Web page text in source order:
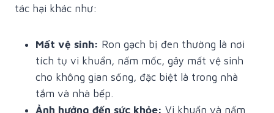
tác hại khác như:
Mất vệ sinh: Ron gạch bị đen thường là nơi
tích tụ vi khuẩn, nấm mốc, gây mất vệ sinh
cho không gian sống, đặc biệt là trong nhà
tắm và nhà bếp.
Ảnh hưởng đến sức khỏe: Vi khuẩn và nấm